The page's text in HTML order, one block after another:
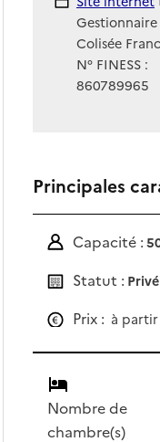
Gestionnaire
Colisée
N° FINESS :
860789965
Principales
Capacité :
Statut :
Prix : à
Nombre de
chambre(s)